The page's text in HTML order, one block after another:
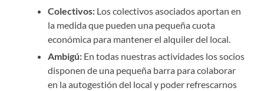
Colectivos: Los colectivos asociados aportan en
la medida que pueden una pequeña cuota
económica para mantener el alquiler del local.
Ambigú: En todas nuestras actividades los socios
disponen de una pequeña barra para colaborar
en la autogestión del local y poder refrescarnos